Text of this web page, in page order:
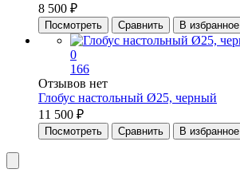
8 500 ₽
Посмотреть Сравнить В избранное
0
166
Отзывов нет
Глобус настольный Ø25, черный
11 500 ₽
Посмотреть Сравнить В избранное